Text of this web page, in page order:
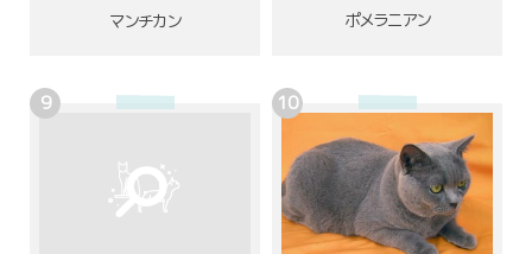
マンチカン ポメラニアン